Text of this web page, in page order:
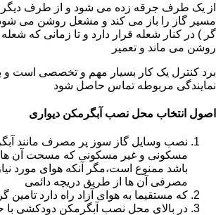
از یک طرف جرقه زده می شود و از طرف
مسیر گاز را باز می کند و مشعل روشن می
گر ) در کنار شعله قرار دارد و تا زمانی که
روشن می ماند و تعمیر
برد کنترل یک کار بسیار مهم و تخصصی است و
نمایندگی مربوطه تماس حاصل شود
اصول انتخاب محل نصب آبگرمکن دیواری
نصب وسایل گاز سوز پر مصرف مانند
باشد ممنوع است،مگر آنکه هوای مورد
مصرفی آن ها از طریق دریچه دائمی
که مستقیما به هوای آزاد راه دارد تامین